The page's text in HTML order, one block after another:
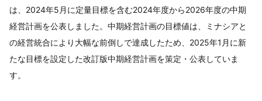
は、2024年5月に定量目標を含む2024年度から2026年度の中期
経営計画を公表しました。中期経営計画の目標値は、ミナシアと
の経営統合により大幅な前倒しで達成したため、2025年1月に新
たな目標を設定した改訂版中期経営計画を策定・公表していま
す。